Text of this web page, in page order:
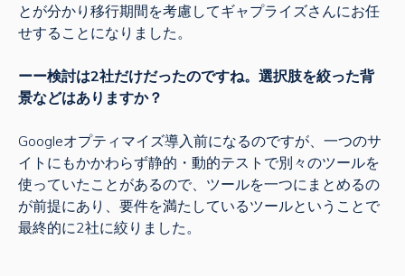
とが分かり移行期間を考慮してギャプライズさんにお任
せすることになりました。
ーー検討は2社だけだったのですね。選択肢を絞った背
景などはありますか？
Googleオプティマイズ導入前になるのですが、一つのサ
イトにもかかわらず静的・動的テストで別々のツールを
使っていたことがあるので、ツールを一つにまとめるの
が前提にあり、要件を満たしているツールということで
最終的に2社に絞りました。